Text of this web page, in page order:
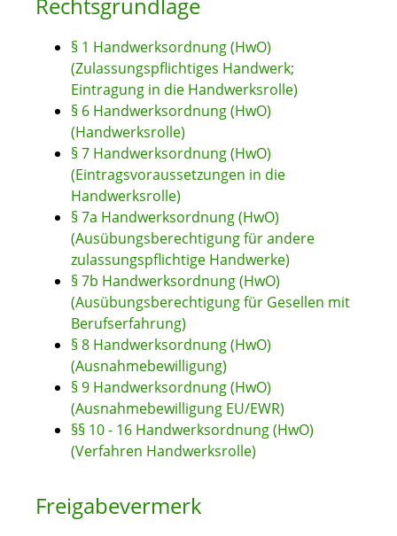
Rechtsgrundlage
§ 1 Handwerksordnung (HwO)
(Zulassungspflichtiges Handwerk;
Eintragung in die Handwerksrolle)
§ 6 Handwerksordnung (HwO)
(Handwerksrolle)
§ 7 Handwerksordnung (HwO)
(Eintragsvoraussetzungen in die
Handwerksrolle)
§ 7a Handwerksordnung (HwO)
(Ausübungsberechtigung für andere
zulassungspflichtige Handwerke)
§ 7b Handwerksordnung (HwO)
(Ausübungsberechtigung für Gesellen mit
Berufserfahrung)
§ 8 Handwerksordnung (HwO)
(Ausnahmebewilligung)
§ 9 Handwerksordnung (HwO)
(Ausnahmebewilligung EU/EWR)
§§ 10 - 16 Handwerksordnung (HwO)
(Verfahren Handwerksrolle)
Freigabevermerk